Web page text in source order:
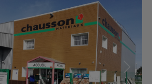
Suivant